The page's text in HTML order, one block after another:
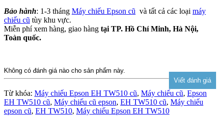
Bảo hành: 1-3 tháng Máy chiếu Epson cũ và tất cả các loại máy
chiếu cũ tùy khu vực.
Miễn phí xem hàng, giao hàng tại TP. Hồ Chí Minh, Hà Nội,
Toàn quốc.
Không có đánh giá nào cho sản phẩm này.
Từ khóa: Máy chiếu Epson EH TW510 cũ, Máy chiếu cũ, Epson
EH TW510 cũ, Máy chiếu cũ epson, EH TW510 cũ, Máy chiếu
epson cũ, EH TW510, Máy chiếu Epson EH TW510